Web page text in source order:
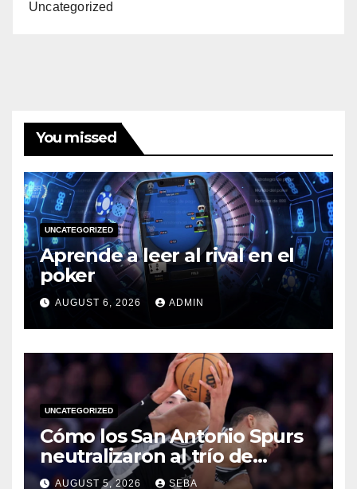
Uncategorized
You missed
UNCATEGORIZED
Aprende a leer al rival en el
poker
AUGUST 6, 2026 ADMIN
UNCATEGORIZED
Cómo los San Antonio Spurs
neutralizaron al trío de
estrellas de los Miami Heat
AUGUST 5, 2026 SEBA